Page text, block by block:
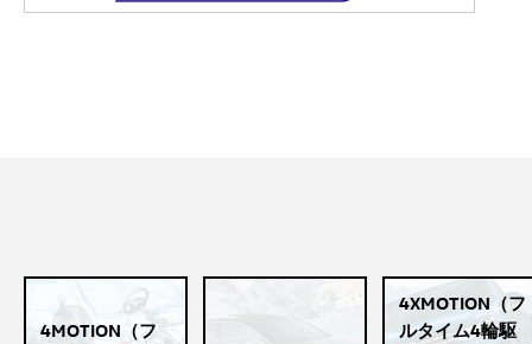
4MOTION（フ
4XMOTION（フ
ルタイム4輪駆